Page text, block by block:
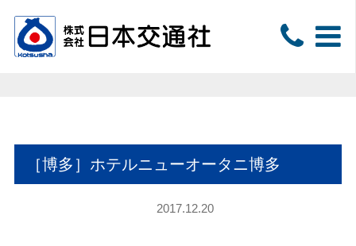
［博多］ホテルニューオータニ博多
2017.12.20